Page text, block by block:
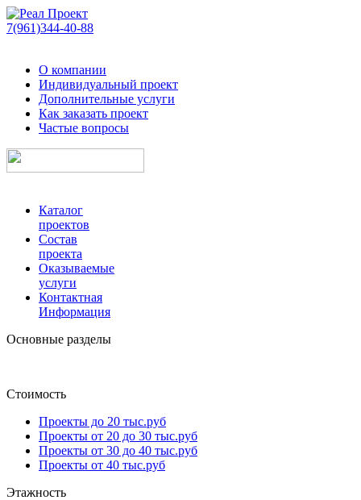
7(961)344-40-88
О компании
Индивидуальный проект
Дополнительные услуги
Как заказать проект
Частые вопросы
Каталог
проектов
Состав
проекта
Оказываемые
услуги
Контактная
Информация
Основные разделы
Стоимость
Проекты до 20 тыс.руб
Проекты от 20 до 30 тыс.руб
Проекты от 30 до 40 тыс.руб
Проекты от 40 тыс.руб
Этажность